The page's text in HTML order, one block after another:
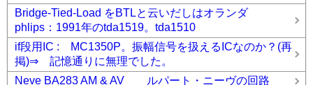
Bridge-Tied-Load をBTLと云いだしはオランダ
phlips：1991年のtda1519。tda1510
if段用IC : MC1350P。振幅信号を扱えるICなのか？(再
掲)⇒ 記憶通りに無理でした。
Neve BA283 AM & AV ルパート・ニーヴの回路